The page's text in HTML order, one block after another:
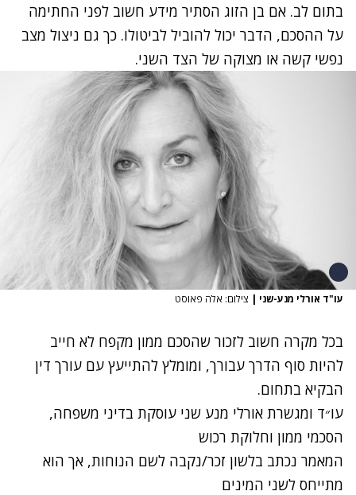
בתום לב. אם בן הזוג הסתיר מידע חשוב לפני החתימה
על ההסכם, הדבר יכול להוביל לביטולו. כך גם ניצול מצב
נפשי קשה או מצוקה של הצד השני.
עו"ד אורלי מנע-שני | צילום: אלה פאוסט
בכל מקרה חשוב לזכור שהסכם ממון מקפח לא חייב
להיות סוף הדרך עבורך, ומומלץ להתייעץ עם עורך דין
הבקיא בתחום.
עו״ד ומגשרת אורלי מנע שני עוסקת בדיני משפחה,
הסכמי ממון וחלוקת רכוש
המאמר נכתב בלשון זכר/נקבה לשם הנוחות, אך הוא
מתייחס לשני המינים